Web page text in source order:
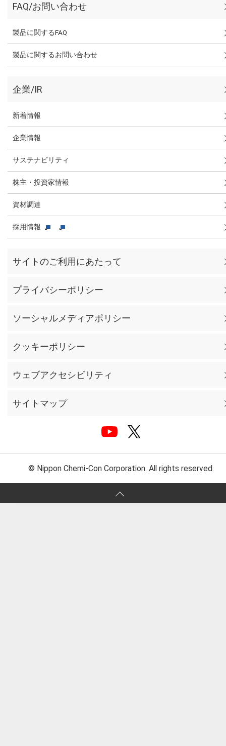
FAQ/お問い合わせ
製品に関するFAQ
製品に関するお問い合わせ
企業/IR
新着情報
企業情報
サステナビリティ
株主・投資家情報
資材調達
採用情報
サイトのご利用にあたって
プライバシーポリシー
ソーシャルメディアポリシー
クッキーポリシー
ウェブアクセシビリティ
サイトマップ
© Nippon Chemi-Con Corporation. All rights reserved.